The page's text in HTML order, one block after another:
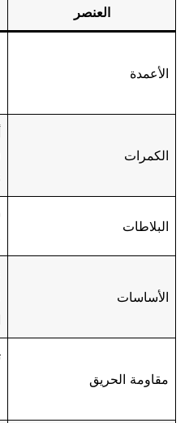
العنصر
الأعمدة
الكمرات
البلاطات
الأساسات
مقاومة الحريق